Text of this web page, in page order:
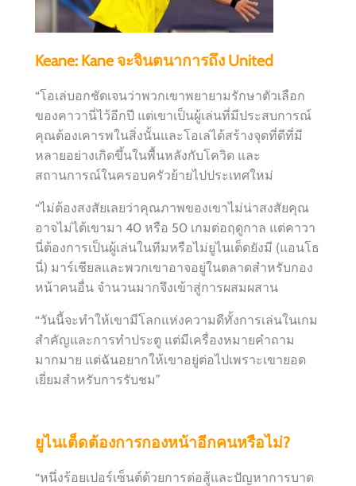
Keane: Kane จะจินตนาการถึง United
“โอเล่บอกชัดเจนว่าพวกเขาพยายามรักษาตัวเลือก
ของคาวานี่ไว้อีกปี แต่เขาเป็นผู้เล่นที่มีประสบการณ์
คุณต้องเคารพในสิ่งนั้นและโอเล่ได้สร้างจุดที่ดีที่มี
หลายอย่างเกิดขึ้นในพื้นหลังกับโควิด และ
สถานการณ์ในครอบครัวย้ายไปประเทศใหม่
“ไม่ต้องสงสัยเลยว่าคุณภาพของเขาไม่น่าสงสัยคุณ
อาจไม่ได้เขามา 40 หรือ 50 เกมต่อฤดูกาล แต่คาวา
นี่ต้องการเป็นผู้เล่นในทีมหรือไม่ยูไนเต็ดยังมี (แอนโธ
นี่) มาร์เชียลและพวกเขาอาจอยู่ในตลาดสำหรับกอง
หน้าคนอื่น จำนวนมากจึงเข้าสู่การผสมผสาน
“วันนี้จะทำให้เขามีโลกแห่งความดีทั้งการเล่นในเกม
สำคัญและการทำประตู แต่มีเครื่องหมายคำถาม
มากมาย แต่ฉันอยากให้เขาอยู่ต่อไปเพราะเขายอด
เยี่ยมสำหรับการรับชม”
ยูไนเต็ดต้องการกองหน้าอีกคนหรือไม่?
“หนึ่งร้อยเปอร์เซ็นต์ด้วยการต่อสู้และปัญหาการบาด